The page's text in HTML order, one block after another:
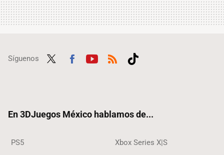
Síguenos
En 3DJuegos México hablamos de...
PS5 Xbox Series X|S